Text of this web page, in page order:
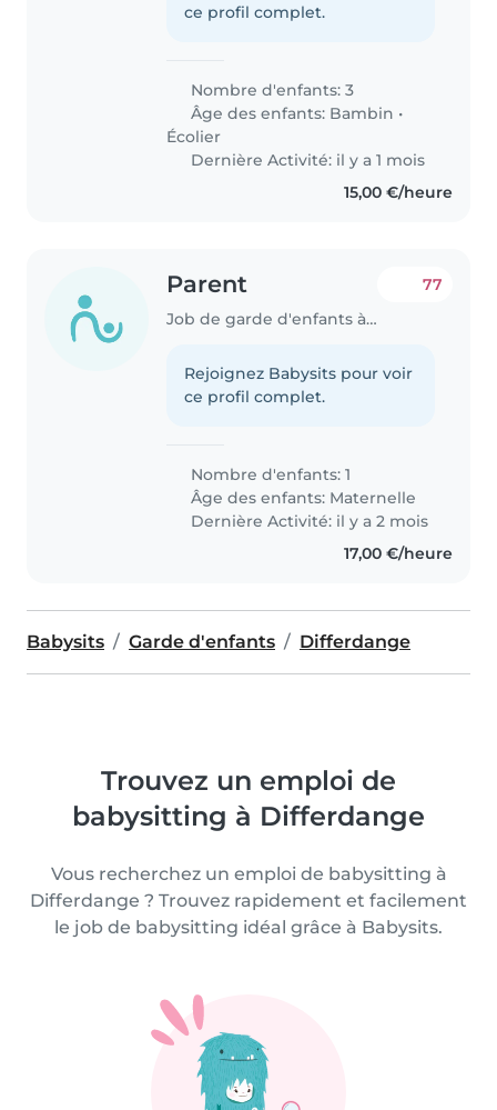
ce profil complet.
Nombre d'enfants: 3
Âge des enfants: Bambin •
Écolier
Dernière Activité: il y a 1 mois
15,00 €/heure
Parent
Job de garde d'enfants à Differdange
77
Rejoignez Babysits pour voir
ce profil complet.
Nombre d'enfants: 1
Âge des enfants: Maternelle
Dernière Activité: il y a 2 mois
17,00 €/heure
Babysits Garde d'enfants Differdange
Trouvez un emploi de
babysitting à Differdange
Vous recherchez un emploi de babysitting à
Differdange ? Trouvez rapidement et facilement
le job de babysitting idéal grâce à Babysits.